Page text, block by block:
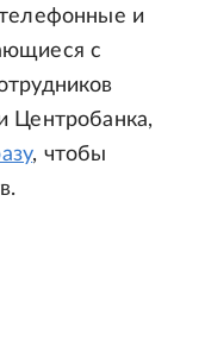
и
с
Центробанка,
, чтобы